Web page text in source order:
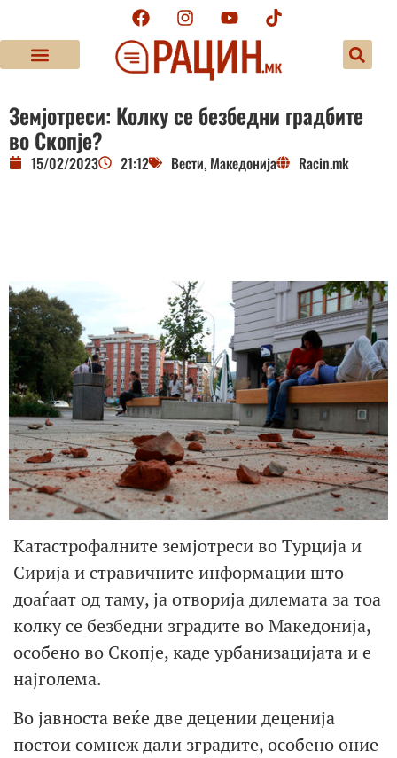
Земјотреси: Колку се безбедни градбите
во Скопје?
15/02/2023 21:12 Вести, Македонија Racin.mk
Катастрофалните земјотреси во Турција и
Сирија и стравичните информации што
доаѓаат од таму, ја отворија дилемата за тоа
колку се безбедни зградите во Македонија,
особено во Скопје, каде урбанизацијата и е
најголема.
Во јавноста веќе две децении деценија
постои сомнеж дали зградите, особено оние